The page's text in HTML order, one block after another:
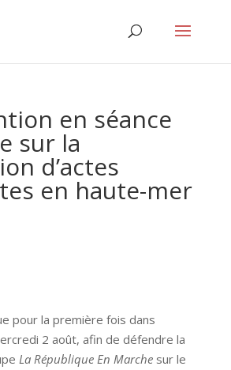
en séance
sur la
d’actes
en haute-mer
pour la première fois dans
2 août, afin de défendre la
La République En Marchesur le